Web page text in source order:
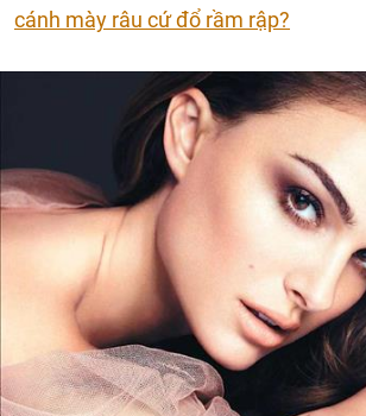
cánh mày râu cứ đổ rầm rập?